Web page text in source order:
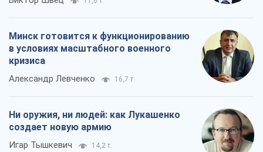
Минск готовится к функционированию
в условиях масштабного военного
кризиса
Александр Левченко 16,7 т.
Ни оружия, ни людей: как Лукашенко
создает новую армию
Игар Тышкевич 14,2 т.